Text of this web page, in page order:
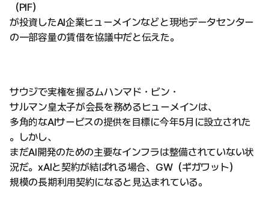
（PIF）
が投資したAI企業ヒューメインなどと現地データセンター
の一部容量の賃借を協議中だと伝えた。
サウジで実権を握るムハンマド・ビン・
サルマン皇太子が会長を務めるヒューメインは、
多角的なAIサービスの提供を目標に今年5月に設立された
。しかし、
まだAI開発のための主要なインフラは整備されていない状
況だ。xAIと契約が結ばれる場合、GW（ギガワット）
規模の長期利用契約になると見込まれている。